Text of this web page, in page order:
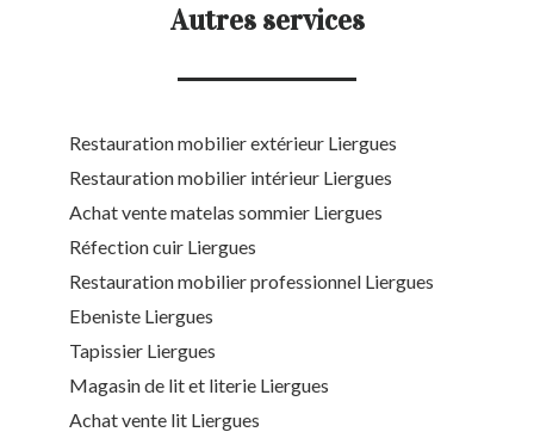
Autres services
Restauration mobilier extérieur Liergues
Restauration mobilier intérieur Liergues
Achat vente matelas sommier Liergues
Réfection cuir Liergues
Restauration mobilier professionnel Liergues
Ebeniste Liergues
Tapissier Liergues
Magasin de lit et literie Liergues
Achat vente lit Liergues